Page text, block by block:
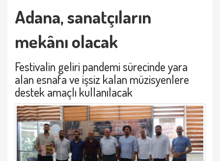
Adana, sanatçıların
mekânı olacak
Festivalin geliri pandemi sürecinde yara
alan esnafa ve işsiz kalan müzisyenlere
destek amaçlı kullanılacak